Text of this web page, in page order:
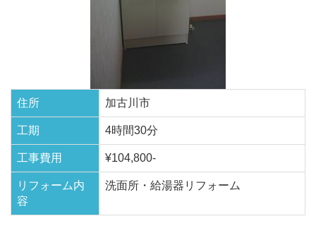
住所 加古川市
工期 4時間30分
工事費用 ¥104,800-
リフォーム内
容
洗面所・給湯器リフォーム